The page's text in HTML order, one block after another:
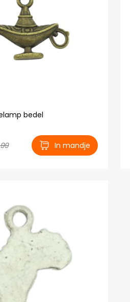
bedel
In mandje